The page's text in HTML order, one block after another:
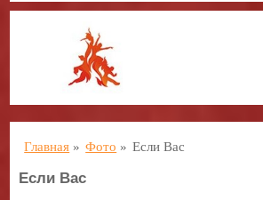
Главная » Фото » Если Вас
Если Вас